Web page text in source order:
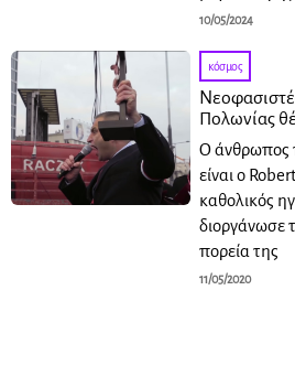
10/05/2024
κόσμος
Πολωνίας
Ο άνθρωπος
είναι ο
καθολικός
διοργάνωσε
πορεία της
11/05/2020